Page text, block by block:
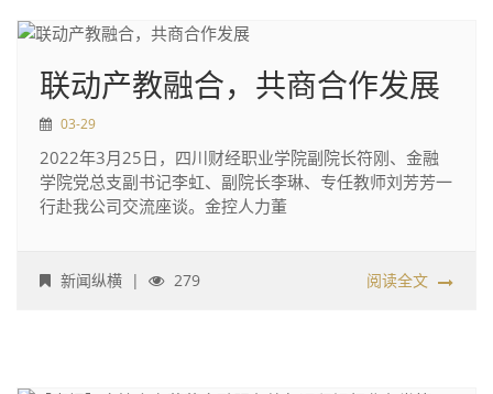
联动产教融合，共商合作发展
03-29
​2022年3月25日，四川财经职业学院副院长符刚、金融
学院党总支副书记李虹、副院长李琳、专任教师刘芳芳一
行赴我公司交流座谈。金控人力董
新闻纵横 | 279 阅读全文